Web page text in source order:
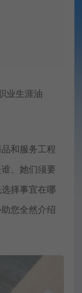
业生涯油
和服务工程
、她们须要
择事宜在哪
您全然介绍